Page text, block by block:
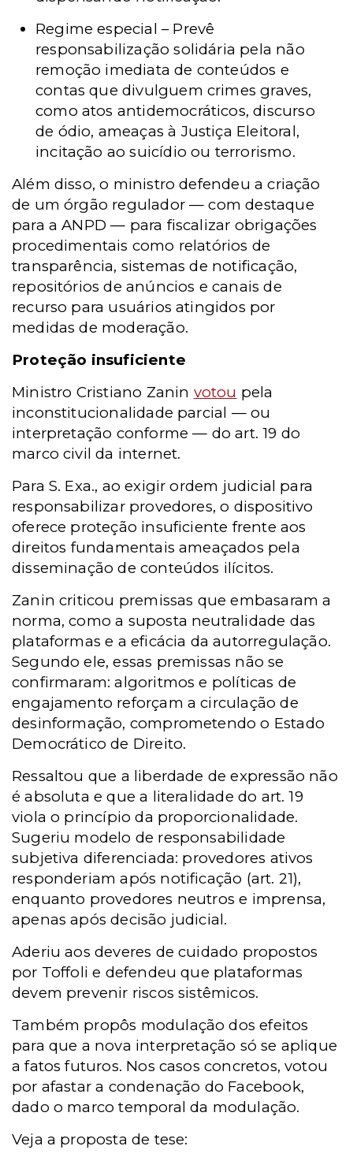
Regime especial – Prevê
responsabilização solidária pela não
remoção imediata de conteúdos e
contas que divulguem crimes graves,
como atos antidemocráticos, discurso
de ódio, ameaças à Justiça Eleitoral,
incitação ao suicídio ou terrorismo.
Além disso, o ministro defendeu a criação
de um órgão regulador — com destaque
para a ANPD — para fiscalizar obrigações
procedimentais como relatórios de
transparência, sistemas de notificação,
repositórios de anúncios e canais de
recurso para usuários atingidos por
medidas de moderação.
Proteção insuficiente
Ministro Cristiano Zanin votou pela
inconstitucionalidade parcial — ou
interpretação conforme — do art. 19 do
marco civil da internet.
Para S. Exa., ao exigir ordem judicial para
responsabilizar provedores, o dispositivo
oferece proteção insuficiente frente aos
direitos fundamentais ameaçados pela
disseminação de conteúdos ilícitos.
Zanin criticou premissas que embasaram a
norma, como a suposta neutralidade das
plataformas e a eficácia da autorregulação.
Segundo ele, essas premissas não se
confirmaram: algoritmos e políticas de
engajamento reforçam a circulação de
desinformação, comprometendo o Estado
Democrático de Direito.
Ressaltou que a liberdade de expressão não
é absoluta e que a literalidade do art. 19
viola o princípio da proporcionalidade.
Sugeriu modelo de responsabilidade
subjetiva diferenciada: provedores ativos
responderiam após notificação (art. 21),
enquanto provedores neutros e imprensa,
apenas após decisão judicial.
Aderiu aos deveres de cuidado propostos
por Toffoli e defendeu que plataformas
devem prevenir riscos sistêmicos.
Também propôs modulação dos efeitos
para que a nova interpretação só se aplique
a fatos futuros. Nos casos concretos, votou
por afastar a condenação do Facebook,
dado o marco temporal da modulação.
Veja a proposta de tese: